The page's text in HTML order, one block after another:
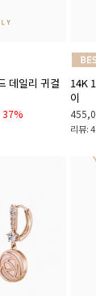
데일리 귀걸
37%
14K
이
리뷰: